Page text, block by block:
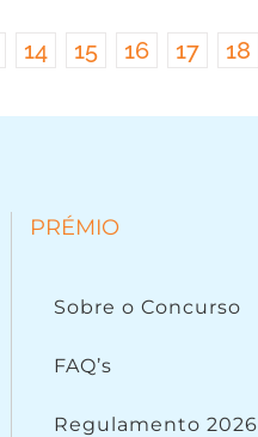
14 15 16 17 18
PRÉMIO
Sobre o Concurso
FAQ’s
Regulamento 2026